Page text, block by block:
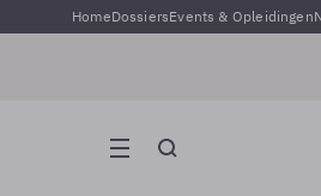
HomeDossiersEvents & Opleidingen